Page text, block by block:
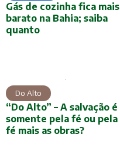
Gás de cozinha fica mais
barato na Bahia; saiba
quanto
Do Alto
“Do Alto” – A salvação é
somente pela fé ou pela
fé mais as obras?